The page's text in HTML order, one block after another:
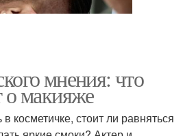
мнения: что
макияже
косметичке, стоит ли равняться